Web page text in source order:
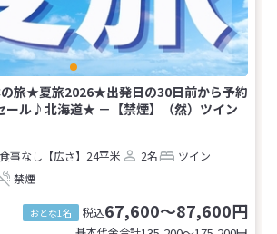
の旅★夏旅2026★出発日の30日前から予約
ール♪北海道★ －【禁煙】（然）ツイン
食事なし 【広さ】24平米 2名
ツイン
禁煙
おとな1名 税込67,600～87,600円